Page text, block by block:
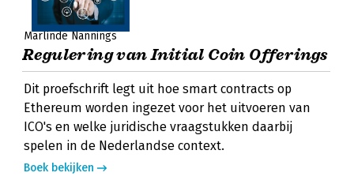
Marlinde Nannings
Regulering van Initial Coin Offerings
Dit proefschrift legt uit hoe smart contracts op
Ethereum worden ingezet voor het uitvoeren van
ICO's en welke juridische vraagstukken daarbij
spelen in de Nederlandse context.
Boek bekijken